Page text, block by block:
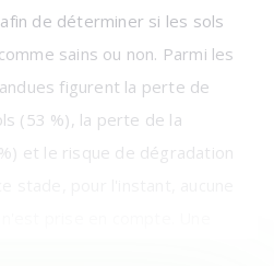
de déterminer si les sols
sains ou non. Parmi les
figurent la perte de
(53 %), la perte de la
et le risque de dégradation